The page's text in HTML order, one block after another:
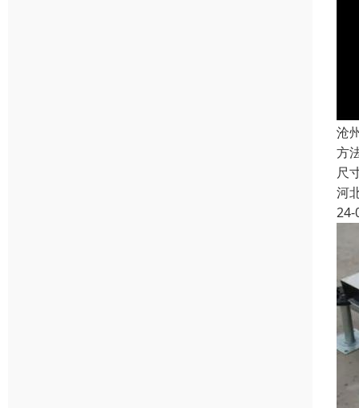
沧
方
尺
河
24-